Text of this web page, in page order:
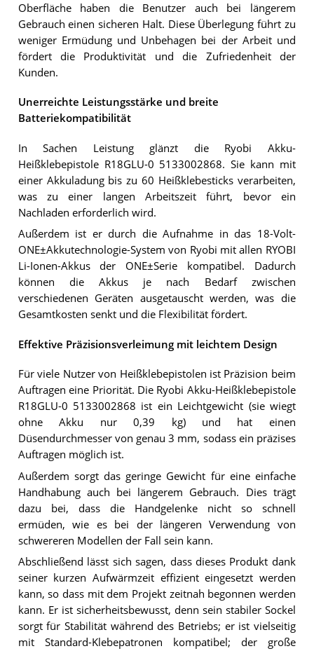
Oberfläche haben die Benutzer auch bei längerem
Gebrauch einen sicheren Halt. Diese Überlegung führt zu
weniger Ermüdung und Unbehagen bei der Arbeit und
fördert die Produktivität und die Zufriedenheit der
Kunden.
Unerreichte Leistungsstärke und breite
Batteriekompatibilität
In Sachen Leistung glänzt die Ryobi Akku-
Heißklebepistole R18GLU-0 5133002868. Sie kann mit
einer Akkuladung bis zu 60 Heißklebesticks verarbeiten,
was zu einer langen Arbeitszeit führt, bevor ein
Nachladen erforderlich wird.
Außerdem ist er durch die Aufnahme in das 18-Volt-
ONE±Akkutechnologie-System von Ryobi mit allen RYOBI
Li-Ionen-Akkus der ONE±Serie kompatibel. Dadurch
können die Akkus je nach Bedarf zwischen
verschiedenen Geräten ausgetauscht werden, was die
Gesamtkosten senkt und die Flexibilität fördert.
Effektive Präzisionsverleimung mit leichtem Design
Für viele Nutzer von Heißklebepistolen ist Präzision beim
Auftragen eine Priorität. Die Ryobi Akku-Heißklebepistole
R18GLU-0 5133002868 ist ein Leichtgewicht (sie wiegt
ohne Akku nur 0,39 kg) und hat einen
Düsendurchmesser von genau 3 mm, sodass ein präzises
Auftragen möglich ist.
Außerdem sorgt das geringe Gewicht für eine einfache
Handhabung auch bei längerem Gebrauch. Dies trägt
dazu bei, dass die Handgelenke nicht so schnell
ermüden, wie es bei der längeren Verwendung von
schwereren Modellen der Fall sein kann.
Abschließend lässt sich sagen, dass dieses Produkt dank
seiner kurzen Aufwärmzeit effizient eingesetzt werden
kann, so dass mit dem Projekt zeitnah begonnen werden
kann. Er ist sicherheitsbewusst, denn sein stabiler Sockel
sorgt für Stabilität während des Betriebs; er ist vielseitig
mit Standard-Klebepatronen kompatibel; der große